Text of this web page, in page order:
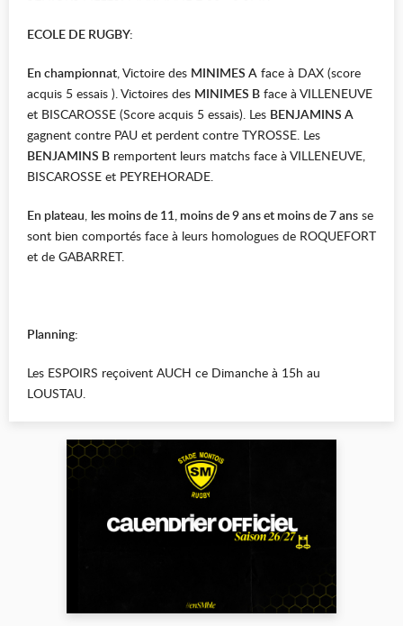
ECOLE DE RUGBY:
En championnat, Victoire des MINIMES A face à DAX (score
acquis 5 essais ). Victoires des MINIMES B face à VILLENEUVE
et BISCAROSSE (Score acquis 5 essais). Les BENJAMINS A
gagnent contre PAU et perdent contre TYROSSE. Les
BENJAMINS B remportent leurs matchs face à VILLENEUVE,
BISCAROSSE et PEYREHORADE.
En plateau, les moins de 11, moins de 9 ans et moins de 7 ans se
sont bien comportés face à leurs homologues de ROQUEFORT
et de GABARRET.
Planning:
Les ESPOIRS reçoivent AUCH ce Dimanche à 15h au
LOUSTAU.